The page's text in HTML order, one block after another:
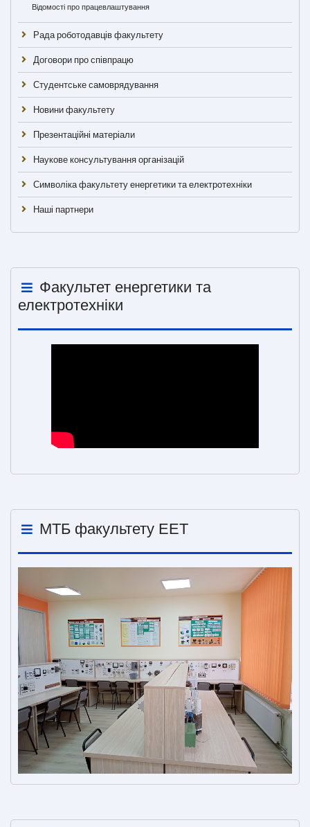
Відомості про працевлаштування
Рада роботодавців факультету
Договори про співпрацю
Студентське самоврядування
Новини факультету
Презентаційні матеріали
Наукове консультування організацій
Символіка факультету енергетики та електротехніки
Наші партнери
Факультет енергетики та
електротехніки
МТБ факультету ЕЕТ